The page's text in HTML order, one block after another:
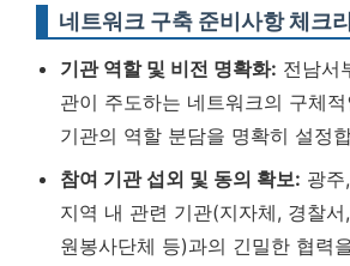
네트워크 구축 준비사항 체크
기관 역할 및 비전 명확화: 전남서
관이 주도하는 네트워크의 구체
기관의 역할 분담을 명확히 설정
참여 기관 섭외 및 동의 확보: 광
지역 내 관련 기관(지자체, 경찰
원봉사단체 등)과의 긴밀한 협력